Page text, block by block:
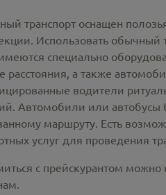
транспорт оснащен
Использовать обычный
специально
расстояния, а также
водители
Автомобили или автобусы
маршруту. Есть
услуг для проведения
с прейскурантом можно